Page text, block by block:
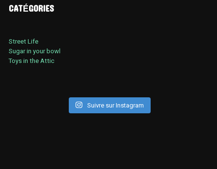
CATÉGORIES
Street Life
Sugar in your bowl
Toys in the Attic
Suivre sur Instagram